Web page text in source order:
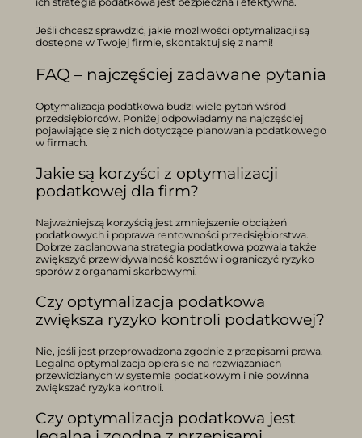
Jeśli chcesz sprawdzić, jakie możliwości optymalizacji są
dostępne w Twojej firmie, skontaktuj się z nami!
FAQ – najczęściej zadawane pytania
Optymalizacja podatkowa budzi wiele pytań wśród
przedsiębiorców. Poniżej odpowiadamy na najczęściej
pojawiające się z nich dotyczące planowania podatkowego
w firmach.
Jakie są korzyści z optymalizacji
podatkowej dla firm?
Najważniejszą korzyścią jest zmniejszenie obciążeń
podatkowych i poprawa rentowności przedsiębiorstwa.
Dobrze zaplanowana strategia podatkowa pozwala także
zwiększyć przewidywalność kosztów i ograniczyć ryzyko
sporów z organami skarbowymi.
Czy optymalizacja podatkowa
zwiększa ryzyko kontroli podatkowej?
Nie, jeśli jest przeprowadzona zgodnie z przepisami prawa.
Legalna optymalizacja opiera się na rozwiązaniach
przewidzianych w systemie podatkowym i nie powinna
zwiększać ryzyka kontroli.
Czy optymalizacja podatkowa jest